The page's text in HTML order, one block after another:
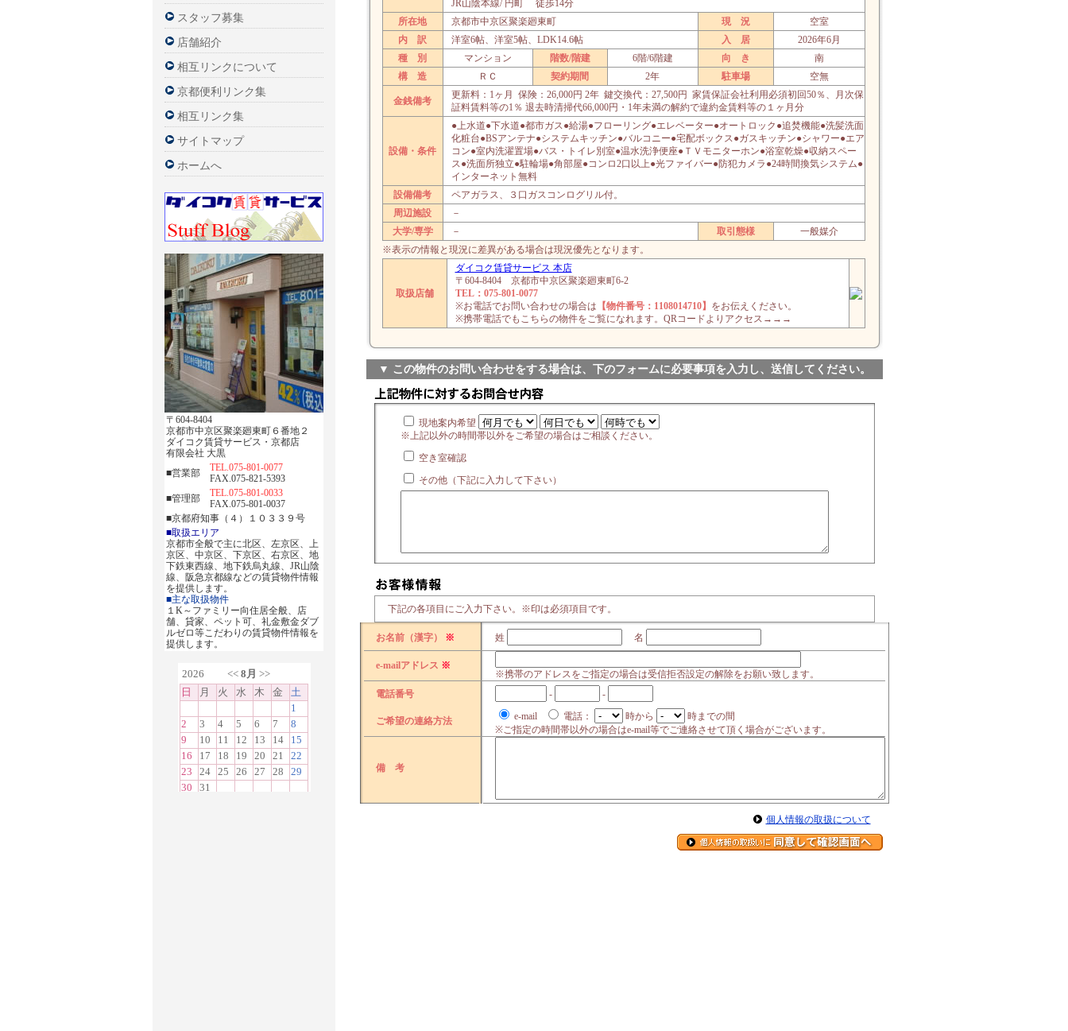
スタッフ募集
店舗紹介
相互リンクについて
京都便利リンク集
相互リンク集
サイトマップ
ホームへ
〒604-8404
京都市中京区聚楽廻東町６番地２
ダイコク賃貸サービス・京都店
有限会社 大黒
■営業部
TEL.075-801-0077
FAX.075-821-5393
■管理部
TEL.075-801-0033
FAX.075-801-0037
■京都府知事（４）１０３３９号
■取扱エリア
京都市全般で主に北区、左京区、上
京区、中京区、下京区、右京区、地
下鉄東西線、地下鉄烏丸線、JR山陰
線、阪急京都線などの賃貸物件情報
を提供します。
■主な取扱物件
１K～ファミリー向住居全般、店
舗、貸家、ペット可、礼金敷金ダブ
ルゼロ等こだわりの賃貸物件情報を
提供します。